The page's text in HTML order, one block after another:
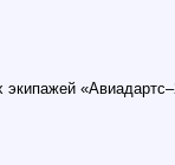
экипажей